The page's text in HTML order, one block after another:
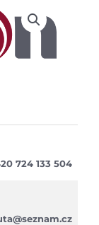
724 133 504